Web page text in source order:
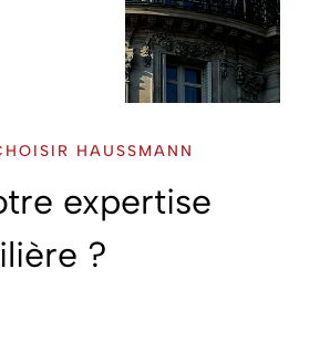
HAUSSMANN
expertise
?